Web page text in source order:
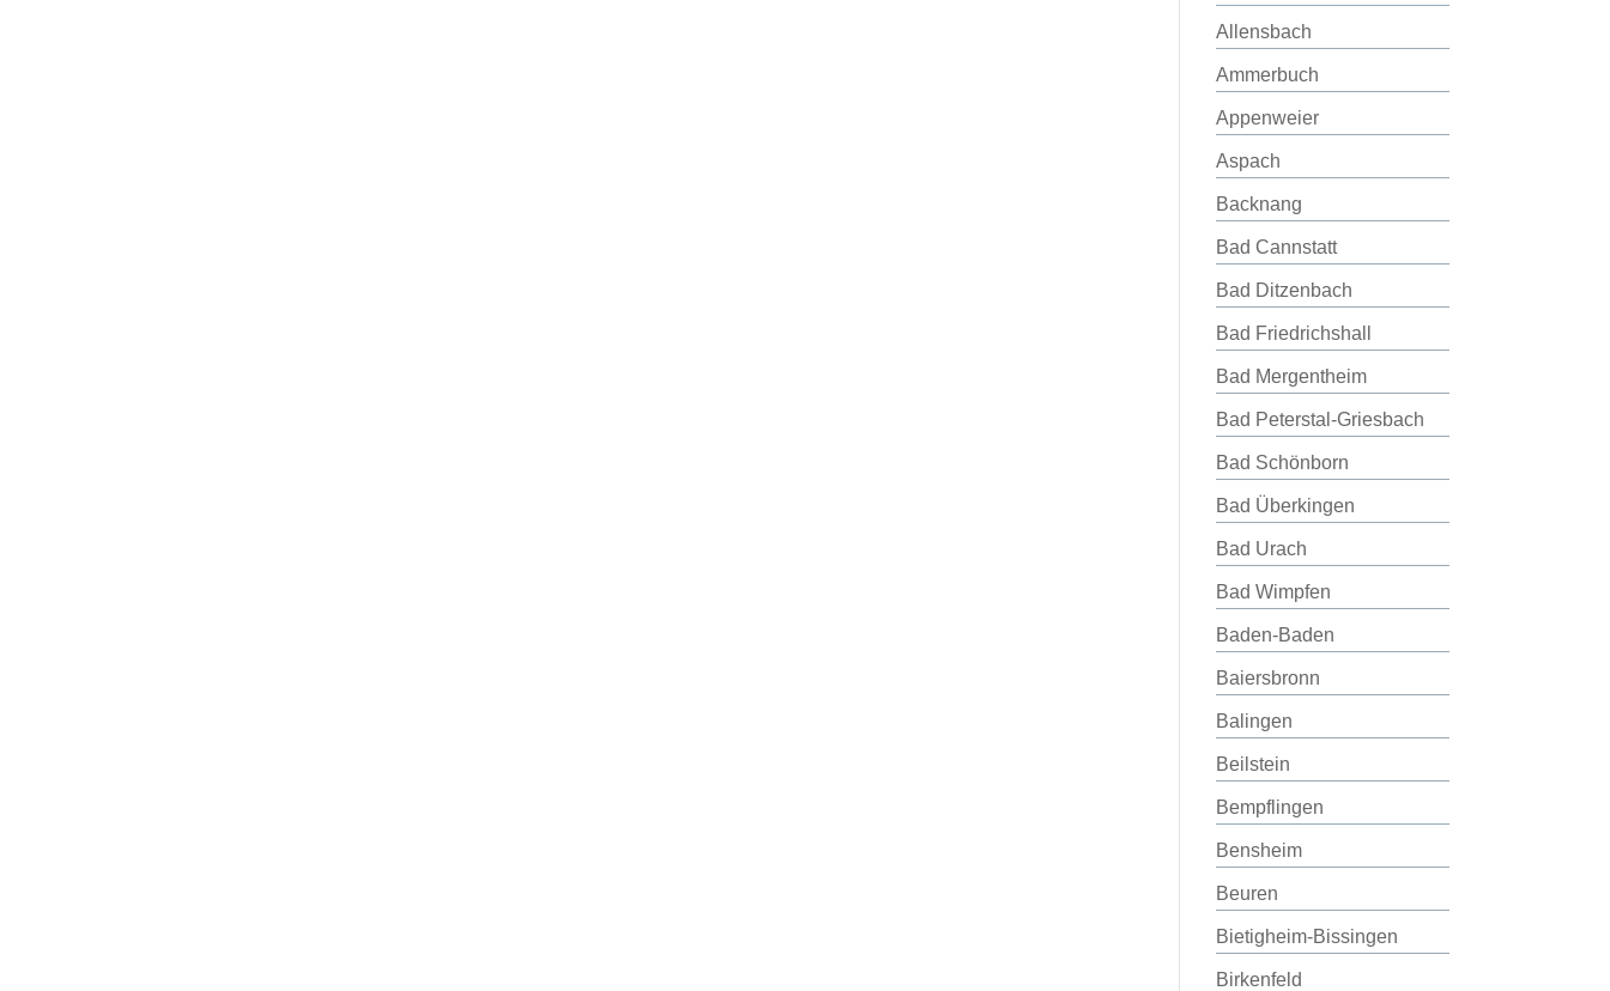
Allensbach
Ammerbuch
Appenweier
Aspach
Backnang
Bad Cannstatt
Bad Ditzenbach
Bad Friedrichshall
Bad Mergentheim
Bad Peterstal-Griesbach
Bad Schönborn
Bad Überkingen
Bad Urach
Bad Wimpfen
Baden-Baden
Baiersbronn
Balingen
Beilstein
Bempflingen
Bensheim
Beuren
Bietigheim-Bissingen
Birkenfeld